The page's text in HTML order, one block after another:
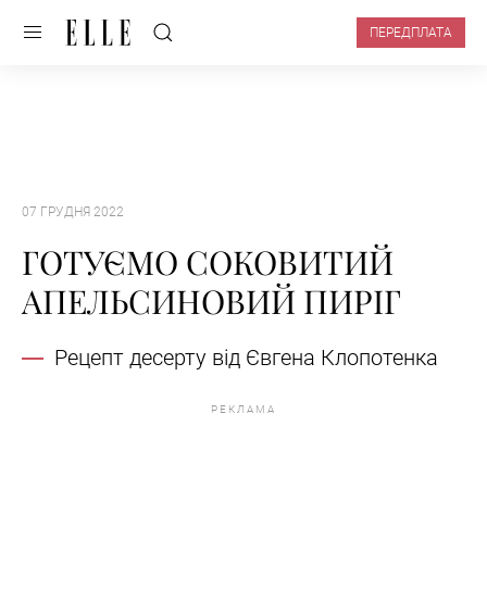
ПЕРЕДПЛАТА
07 ГРУДНЯ 2022
ГОТУЄМО СОКОВИТИЙ
АПЕЛЬСИНОВИЙ ПИРІГ
Рецепт десерту від Євгена Клопотенка
РЕКЛАМА